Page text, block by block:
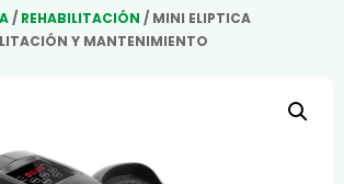
/ REHABILITACIÓN / MINI ELIPTICA
Y MANTENIMIENTO